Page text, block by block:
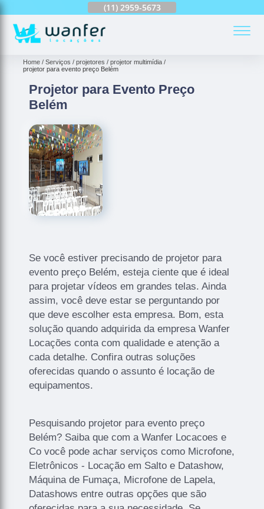
(11) 2959-5673
Home Serviços projetores
projetor multimídia
projetor para evento preço Belém
Projetor para Evento Preço
Belém
Se você estiver precisando de projetor para
evento preço Belém, esteja ciente que é ideal
para projetar vídeos em grandes telas. Ainda
assim, você deve estar se perguntando por
que deve escolher esta empresa. Bom, esta
solução quando adquirida da empresa Wanfer
Locações conta com qualidade e atenção a
cada detalhe. Confira outras soluções
oferecidas quando o assunto é locação de
equipamentos.
Pesquisando projetor para evento preço
Belém? Saiba que com a Wanfer Locacoes e
Co você pode achar serviços como Microfone,
Eletrônicos - Locação em Salto e Datashow,
Máquina de Fumaça, Microfone de Lapela,
Datashows entre outras opções que são